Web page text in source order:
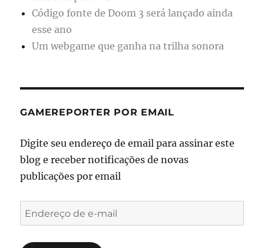
Código fonte de Doom 3 será lançado ainda
esse ano
Um webgame que ganha na trilha sonora
GAMEREPORTER POR EMAIL
Digite seu endereço de email para assinar este
blog e receber notificações de novas
publicações por email
Endereço
de
e-